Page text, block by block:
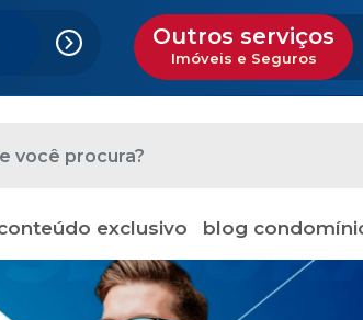
Outros serviços
Imóveis e Seguros
exclusivo blog